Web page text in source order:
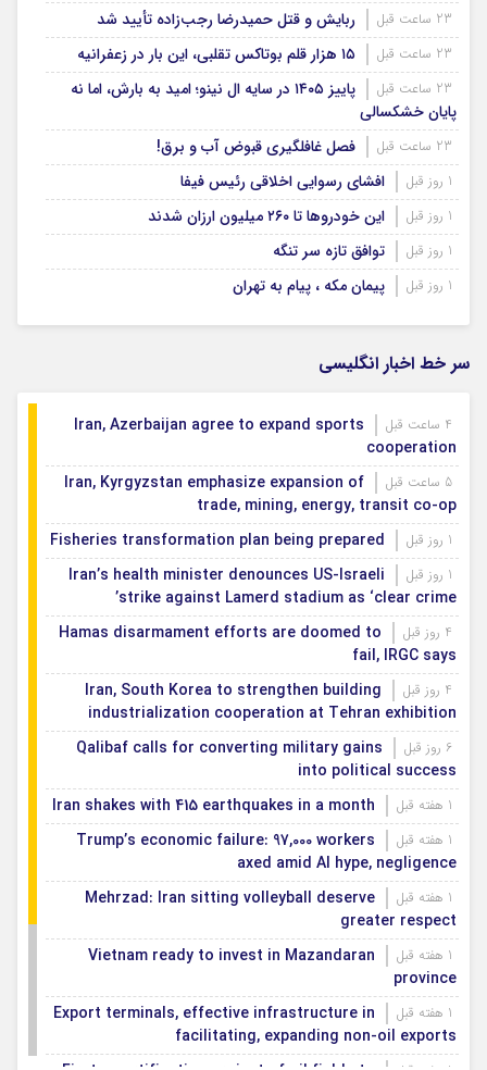
ربایش و قتل حمیدرضا رجب‌زاده تأیید شد
۱۵ هزار قلم بوتاکس تقلبی، این بار در زعفرانیه
پاییز ۱۴۰۵ در سایه ال‌ نینو؛ امید به بارش، اما نه
پایان خشکسالی
فصل غافلگیری قبوض آب و برق!
افشای رسوایی اخلاقی رئیس فیفا
این خودروها تا ۲۶۰ میلیون ارزان شدند
توافق تازه سر تنگه
پیمان مکه ، پیام به تهران
سر خط اخبار انگلیسی
Iran, Azerbaijan agree to expand sports
cooperation
Iran, Kyrgyzstan emphasize expansion of
trade, mining, energy, transit co-op
Fisheries transformation plan being prepared
Iran’s health minister denounces US-Israeli
strike against Lamerd stadium as ‘clear crime’
Hamas disarmament efforts are doomed to
fail, IRGC says
Iran, South Korea to strengthen building
industrialization cooperation at Tehran exhibition
Qalibaf calls for converting military gains
into political success
Iran shakes with 415 earthquakes in a month
Trump’s economic failure: 97,000 workers
axed amid AI hype, negligence
Mehrzad: Iran sitting volleyball deserve
greater respect
Vietnam ready to invest in Mazandaran
province
Export terminals, effective infrastructure in
facilitating, expanding non-oil exports